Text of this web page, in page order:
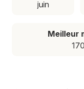
juin
Meilleur